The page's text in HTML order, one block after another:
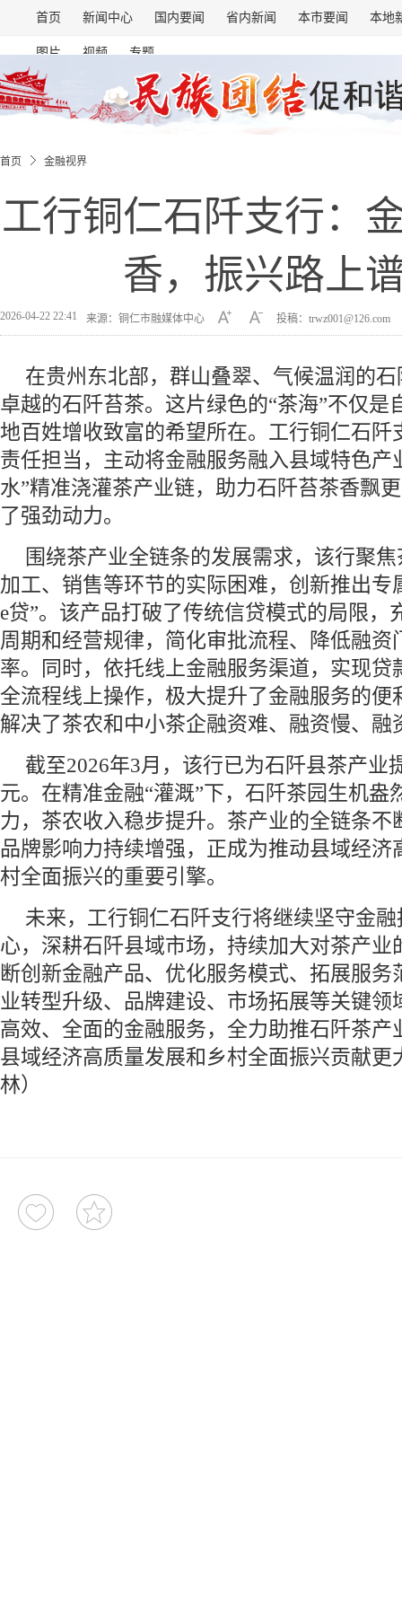
首页 新闻中心 国内要闻 省内新闻 本市要闻 本地
图片 视频 专题
首页 金融视界
工行铜仁石阡支行：
香，振兴路上
2026-04-22 22:41 来源：铜仁市融媒体中心 投稿：trwz001@126.com
在贵州东北部，群山叠翠、气候温润的
卓越的石阡苔茶。这片绿色的“茶海”不仅是
地百姓增收致富的希望所在。工行铜仁石阡
责任担当，主动将金融服务融入县域特色产
水”精准浇灌茶产业链，助力石阡苔茶香飘
了强劲动力。
围绕茶产业全链条的发展需求，该行聚
加工、销售等环节的实际困难，创新推出
e贷”。该产品打破了传统信贷模式的局限，
周期和经营规律，简化审批流程、降低融资
率。同时，依托线上金融服务渠道，实现贷
全流程线上操作，极大提升了金融服务的便
解决了茶农和中小茶企融资难、融资慢、融
截至2026年3月，该行已为石阡县茶产业
元。在精准金融“灌溉”下，石阡茶园生机盎
力，茶农收入稳步提升。茶产业的全链条不
品牌影响力持续增强，正成为推动县域经济
村全面振兴的重要引擎。
未来，工行铜仁石阡支行将继续坚守金
心，深耕石阡县域市场，持续加大对茶产业
断创新金融产品、优化服务模式、拓展服务
业转型升级、品牌建设、市场拓展等关键领
高效、全面的金融服务，全力助推石阡茶产
县域经济高质量发展和乡村全面振兴贡献更
林）